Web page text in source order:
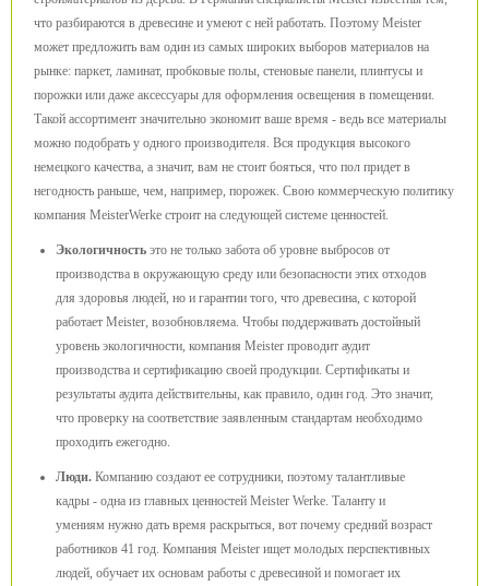
что разбираются в древесине и умеют с ней работать. Поэтому Meister
может предложить вам один из самых широких выборов материалов на
рынке: паркет, ламинат, пробковые полы, стеновые панели, плинтусы и
порожки или даже аксессуары для оформления освещения в помещении.
Такой ассортимент значительно экономит ваше время - ведь все материалы
можно подобрать у одного производителя. Вся продукция высокого
немецкого качества, а значит, вам не стоит бояться, что пол придет в
негодность раньше, чем, например, порожек. Свою коммерческую политику
компания MeisterWerke строит на следующей системе ценностей.
Экологичность это не только забота об уровне выбросов от
производства в окружающую среду или безопасности этих отходов
для здоровья людей, но и гарантии того, что древесина, с которой
работает Meister, возобновляема. Чтобы поддерживать достойный
уровень экологичности, компания Meister проводит аудит
производства и сертификацию своей продукции. Сертификаты и
результаты аудита действительны, как правило, один год. Это значит,
что проверку на соответствие заявленным стандартам необходимо
проходить ежегодно.
Люди. Компанию создают ее сотрудники, поэтому талантливые
кадры - одна из главных ценностей Meister Werke. Таланту и
умениям нужно дать время раскрыться, вот почему средний возраст
работников 41 год. Компания Meister ищет молодых перспективных
людей, обучает их основам работы с древесиной и помогает их